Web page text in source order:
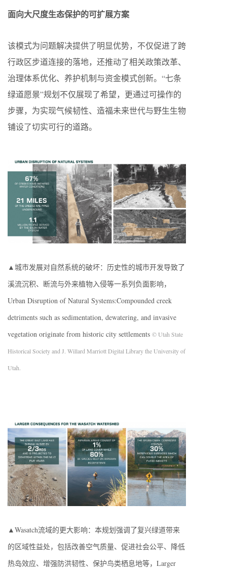
面向大尺度生态保护的可扩展方案
该模式为问题解决提供了明显优势，不仅促进了跨
行政区步道连接的落地，还推动了相关政策改革、
治理体系优化、养护机制与资金模式创新。“七条
绿道愿景”规划不仅展现了希望，更通过可操作的
步骤，为实现气候韧性、造福未来世代与野生生物
铺设了切实可行的道路。
▲城市发展对自然系统的破坏：历史性的城市开发导致了
溪流沉积、断流与外来植物入侵等一系列负面影响，
Urban Disruption of Natural Systems:Compounded creek
detriments such as sedimentation, dewatering, and invasive
vegetation originate from historic city settlements © Utah State
Historical Society and J. Willard Marriott Digital Library the University of
Utah.
▲Wasatch流域的更大影响：本规划强调了复兴绿道带来
的区域性益处，包括改善空气质量、促进社会公平、降低
热岛效应、增强防洪韧性、保护鸟类栖息地等，Larger